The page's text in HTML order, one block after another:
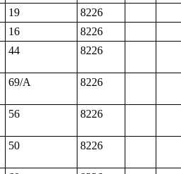
19
8226
16
8226
44 8226
69/A 8226
56 8226
50 8226